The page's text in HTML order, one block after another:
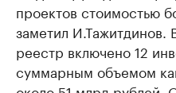
проектов стоимостью
заметил И.Тажитдинов.
реестр включено 12
суммарным объемом